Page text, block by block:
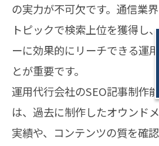
の実力が不可欠です。通信業
トピックで検索上位を獲得し
ーに効果的にリーチできる運
とが重要です。
運用代行会社のSEO記事制作
は、過去に制作したオウンド
実績や、コンテンツの質を確